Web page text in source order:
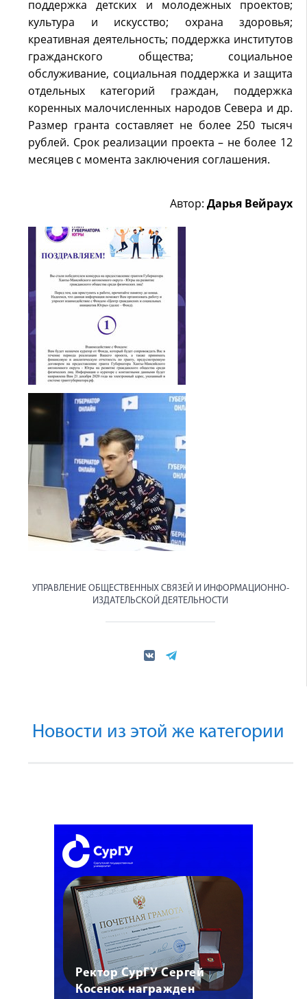
поддержка детских и молодежных проектов;
культура и искусство; охрана здоровья;
креативная деятельность; поддержка институтов
гражданского общества; социальное
обслуживание, социальная поддержка и защита
отдельных категорий граждан, поддержка
коренных малочисленных народов Севера и др.
Размер гранта составляет не более 250 тысяч
рублей. Срок реализации проекта – не более 12
месяцев с момента заключения соглашения.
Автор: Дарья Вейраух
УПРАВЛЕНИЕ ОБЩЕСТВЕННЫХ СВЯЗЕЙ И ИНФОРМАЦИОННО-
ИЗДАТЕЛЬСКОЙ ДЕЯТЕЛЬНОСТИ
Новости из этой же категории
Ректор СурГУ Сергей
Косенок награжден